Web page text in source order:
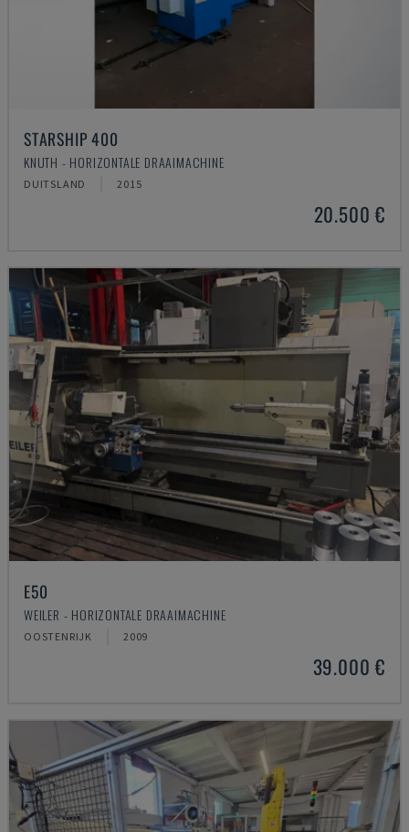
STARSHIP 400
KNUTH - HORIZONTALE DRAAIMACHINE
DUITSLAND 2015
20.500 €
E50
WEILER - HORIZONTALE DRAAIMACHINE
OOSTENRIJK 2009
39.000 €